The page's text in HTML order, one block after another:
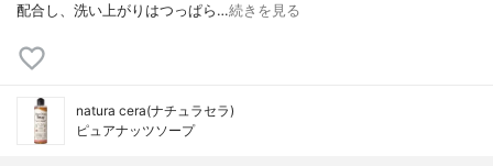
配合し、洗い上がりはつっぱら…続きを見る
natura cera(ナチュラセラ)
ピュアナッツソープ